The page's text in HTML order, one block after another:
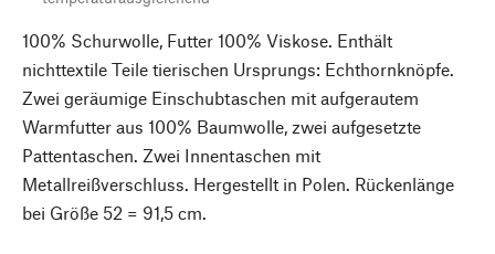
100% Schurwolle, Futter 100% Viskose. Enthält
nichttextile Teile tierischen Ursprungs: Echthornknöpfe.
Zwei geräumige Einschubtaschen mit aufgerautem
Warmfutter aus 100% Baumwolle, zwei aufgesetzte
Pattentaschen. Zwei Innentaschen mit
Metallreißverschluss. Hergestellt in Polen. Rückenlänge
bei Größe 52 = 91,5 cm.